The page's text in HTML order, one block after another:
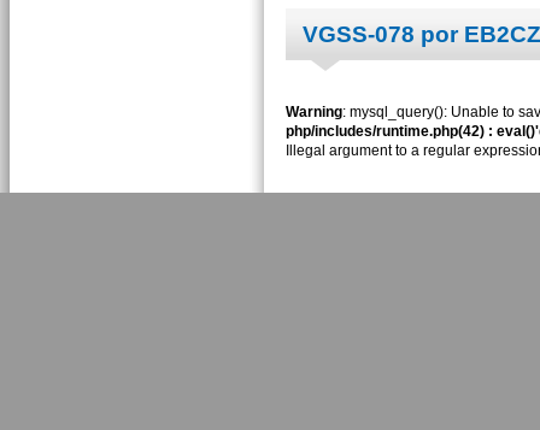
VGSS-078 por
Warning: mysql_query(): Unable to
php/includes/runtime.php(42) :
Illegal argument to a regular